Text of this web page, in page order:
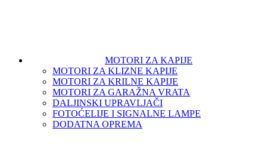
MOTORI ZA KAPIJE
MOTORI ZA KLIZNE KAPIJE
MOTORI ZA KRILNE KAPIJE
MOTORI ZA GARAŽNA VRATA
DALJINSKI UPRAVLJAČI
FOTOĆELIJE I SIGNALNE LAMPE
DODATNA OPREMA